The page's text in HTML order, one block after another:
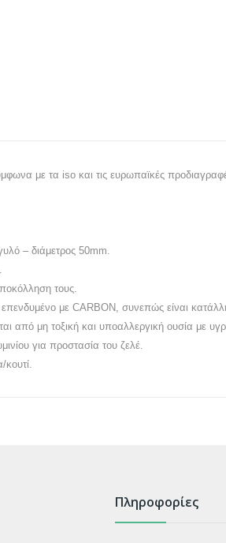
με τα iso και τις ευρωπαϊκές
– διάμετρος 50mm.
τους.
με CARBON, συνεπώς είναι
από μη τοξική και υποαλλεργική ουσία με
για προστασία του ζελέ.
Πληροφορίες